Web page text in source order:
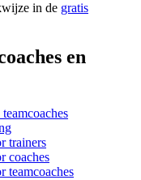
in de gratis
en
trainers
coaches
teamcoaches